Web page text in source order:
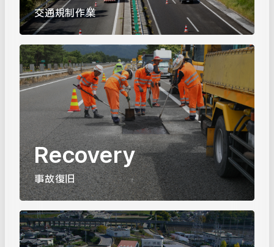
交通規制作業
Recovery
事故復旧